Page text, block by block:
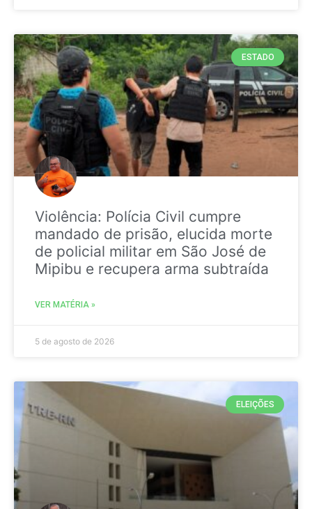
ESTADO
Violência: Polícia Civil cumpre
mandado de prisão, elucida morte
de policial militar em São José de
Mipibu e recupera arma subtraída
VER MATÉRIA »
5 de agosto de 2026
ELEIÇÕES